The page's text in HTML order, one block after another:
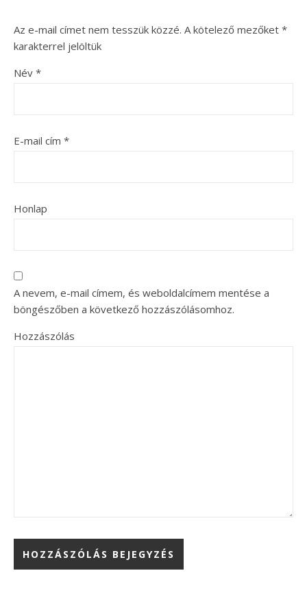
Az e-mail címet nem tesszük közzé. A kötelező mezőket *
karakterrel jelöltük
Név *
E-mail cím *
Honlap
A nevem, e-mail címem, és weboldalcímem mentése a
böngészőben a következő hozzászólásomhoz.
Hozzászólás